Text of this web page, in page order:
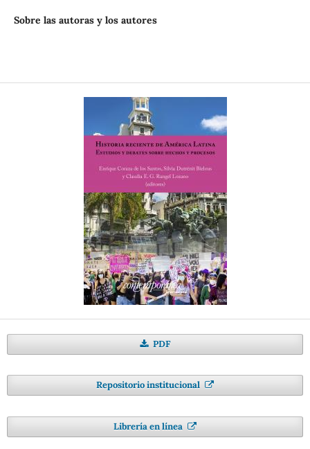
Sobre las autoras y los autores
PDF
Repositorio institucional
Librería en línea